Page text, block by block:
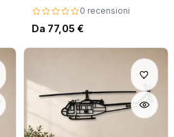
0 recensioni
Da 77,05 €